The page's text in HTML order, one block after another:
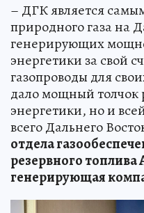
– ДГК является
природного газа на
генерирующих
энергетики за свой
газопроводы для
дало мощный толчок
энергетики, но и
всего Дальнего
отдела
резервного
генерирующая